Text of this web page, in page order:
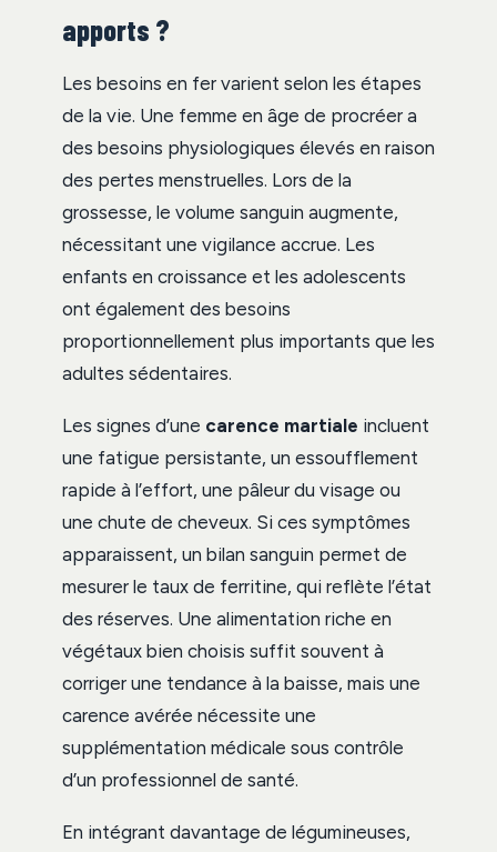
apports ?
Les besoins en fer varient selon les étapes
de la vie. Une femme en âge de procréer a
des besoins physiologiques élevés en raison
des pertes menstruelles. Lors de la
grossesse, le volume sanguin augmente,
nécessitant une vigilance accrue. Les
enfants en croissance et les adolescents
ont également des besoins
proportionnellement plus importants que les
adultes sédentaires.
Les signes d’une carence martiale incluent
une fatigue persistante, un essoufflement
rapide à l’effort, une pâleur du visage ou
une chute de cheveux. Si ces symptômes
apparaissent, un bilan sanguin permet de
mesurer le taux de ferritine, qui reflète l’état
des réserves. Une alimentation riche en
végétaux bien choisis suffit souvent à
corriger une tendance à la baisse, mais une
carence avérée nécessite une
supplémentation médicale sous contrôle
d’un professionnel de santé.
En intégrant davantage de légumineuses,